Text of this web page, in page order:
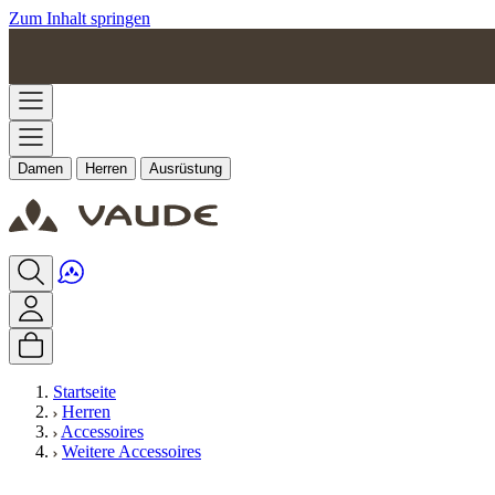
Zum Inhalt springen
Damen Herren Ausrüstung
Startseite
Herren
Accessoires
Weitere Accessoires